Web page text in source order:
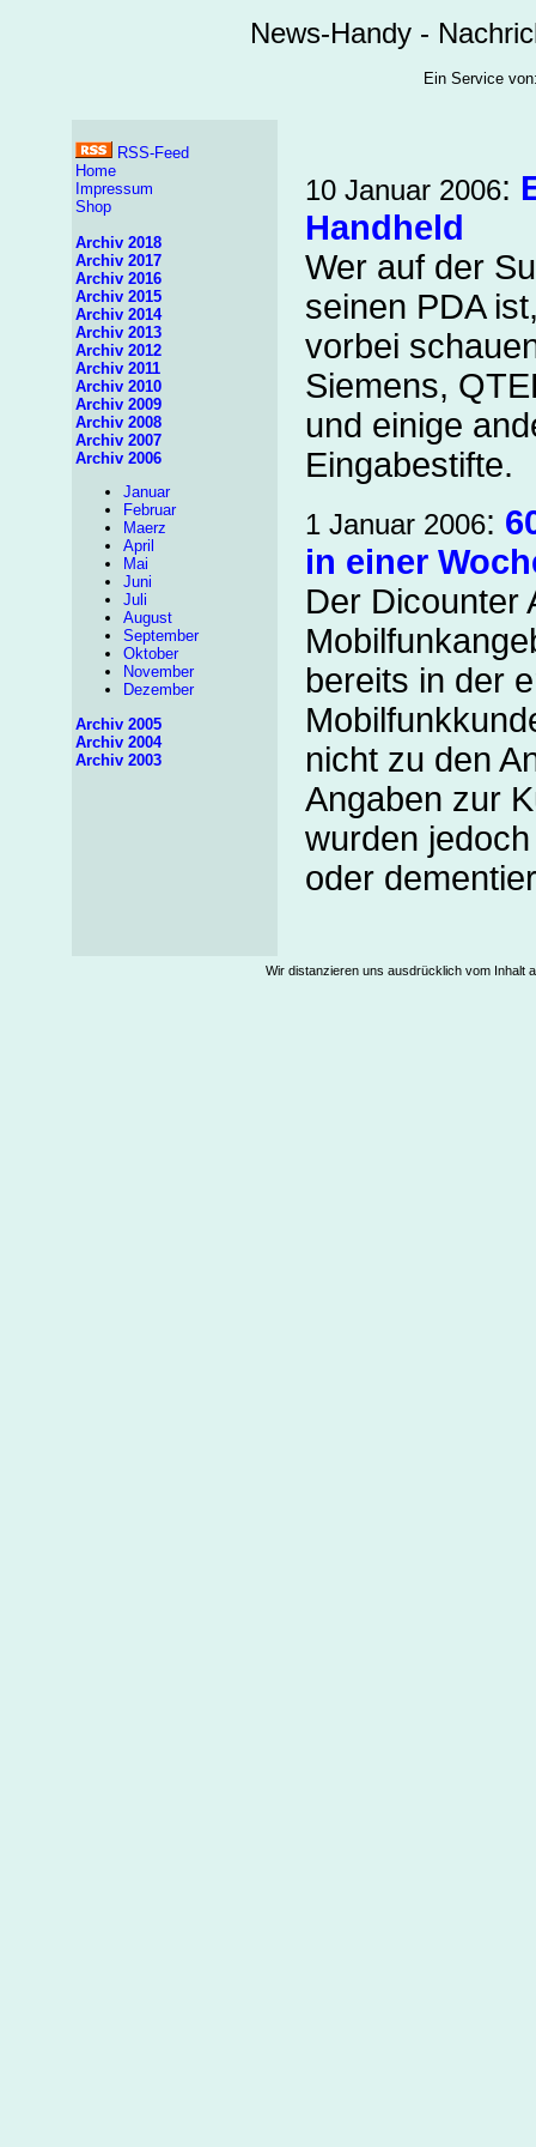
News-Handy -
Ein Service
RSS-Feed
Home
Impressum
Shop
Archiv 2018
Archiv 2017
Archiv 2016
Archiv 2015
Archiv 2014
Archiv 2013
Archiv 2012
Archiv 2011
Archiv 2010
Archiv 2009
Archiv 2008
Archiv 2007
Archiv 2006
Januar
Februar
Maerz
April
Mai
Juni
Juli
August
September
Oktober
November
Dezember
Archiv 2005
Archiv 2004
Archiv 2003
10 Januar 2006:
Handheld
Wer auf der
seinen PDA
vorbei
Siemens,
und einige
Eingabestifte.
1 Januar 2006:
in einer
Der Dicounter
bereits in der
nicht zu den
Angaben zur
wurden
oder
Wir distanzieren uns ausdrücklich vom Inhalt